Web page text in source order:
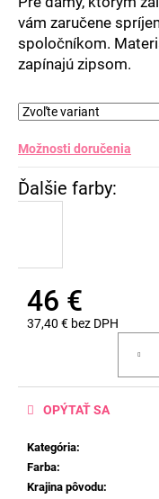
vám zaručene
spoločníkom.
zapínajú zipsom.
Možnosti doručenia
46 €
37,40 € bez DPH
Kategória:
Farba:
Krajina pôvodu:
OPÝTAŤ SA